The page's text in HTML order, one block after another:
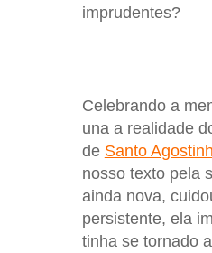
imprudentes?
Celebrando a
una a realidade
de Santo
nosso texto pela
ainda nova,
persistente, ela
tinha se tornado